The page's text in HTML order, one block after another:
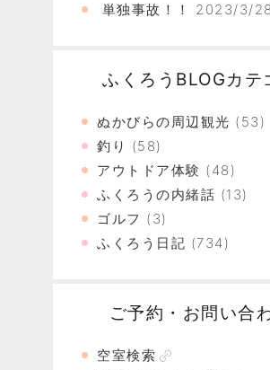
単独事故！！
2023/3/28
ふくろうBLOGカテ
ぬかびらの周辺観光 (53)
釣り (58)
アウトドア体験 (48)
ふくろうの内緒話 (13)
ゴルフ (3)
ふくろう日記 (734)
ご予約・お問い合
空室検索